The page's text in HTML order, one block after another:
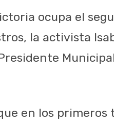
ocupa el
la activista
en los primeros